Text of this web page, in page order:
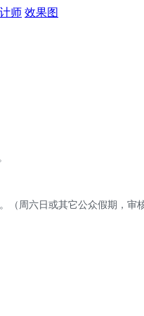
师 效果图
周六日或其它公众假期，审